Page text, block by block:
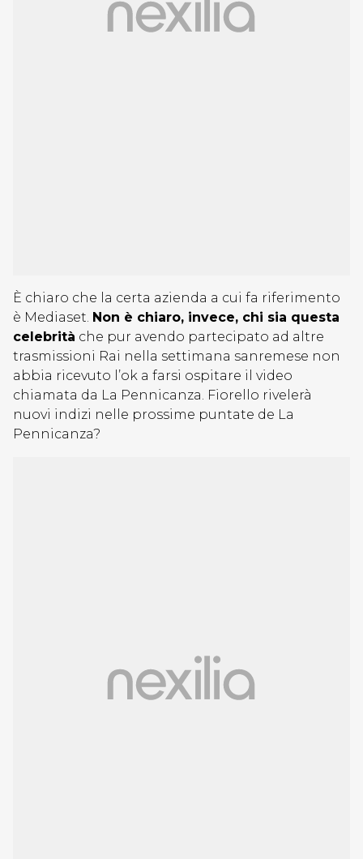
È chiaro che la certa azienda a cui fa riferimento
è Mediaset. Non è chiaro, invece, chi sia questa
celebrità che pur avendo partecipato ad altre
trasmissioni Rai nella settimana sanremese non
abbia ricevuto l’ok a farsi ospitare il video
chiamata da La Pennicanza. Fiorello rivelerà
nuovi indizi nelle prossime puntate de La
Pennicanza?